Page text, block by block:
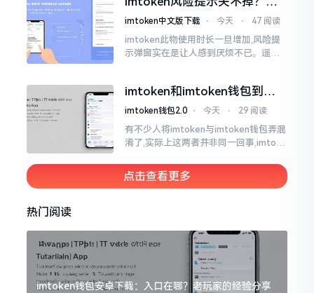
莫要惊慌,暂且别急着去砸手机。
手教你几招
imtoken中文版下载 ⋅ 今天 ⋅ 47 阅读
imtoken此物使用时长一旦增加,风险提
示弹窗实在是让人感到厌烦不已。遥想
人心里慌慌张张的。
imtoken和imtoken钱包到底
啥区别 一文说清楚
imtoken钱包2.0 ⋅ 今天 ⋅ 29 阅读
有不少人将imtoken与imtoken钱包弄混
淆了,实际上这两者并非同一回事,imtoke
由该公司所推出的产品
点击查看更多
热门阅读
imtoken钱包安卓下载：入口在哪？老玩家的经验分享